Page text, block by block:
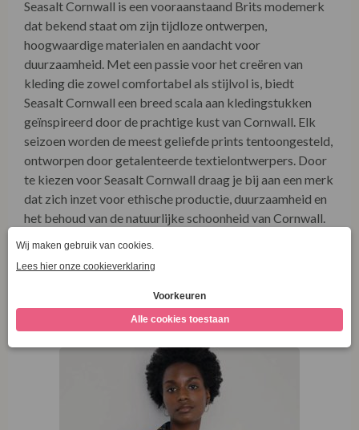
duurzaamheid. Met een passie voor het creëren van
kleding die zowel comfortabel als stijlvol is, biedt
Seasalt Cornwall een breed scala aan kledingstukken
geïnspireerd door de prachtige kust van Cornwall. Elk
seizoen worden de meest geliefde prints tentoongesteld,
ontworpen door getalenteerde textielontwerpers. Door
te kiezen voor Seasalt Cornwall draag je bij aan een merk
dat zich inzet voor ethische productie, duurzaamheid en
het behoud van de natuurlijke schoonheid van Cornwall.
Ontdek meer over onze winkel én onze duurzame
collecties via onze socials! Bezoek
www.facebook.com/LaVieEnRoseDamesmode